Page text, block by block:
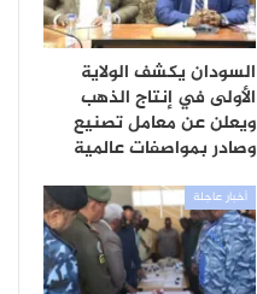
السودان يكشف الولاية
الأولى في إنتاج الذهب
ويعلن عن معامل تصنيع
وصادر بمواصفات عالمية
أخبار عاجلة